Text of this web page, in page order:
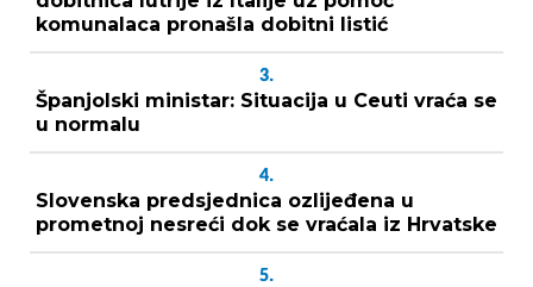
komunalaca pronašla dobitni listić
3.
Španjolski ministar: Situacija u Ceuti vraća se
u normalu
4.
Slovenska predsjednica ozlijeđena u
prometnoj nesreći dok se vraćala iz Hrvatske
5.